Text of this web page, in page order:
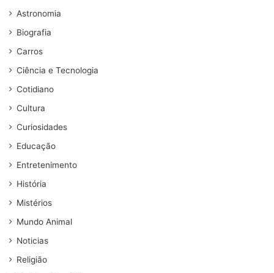
Astronomia
Biografia
Carros
Ciência e Tecnologia
Cotidiano
Cultura
Curiosidades
Educação
Entretenimento
História
Mistérios
Mundo Animal
Noticias
Religião